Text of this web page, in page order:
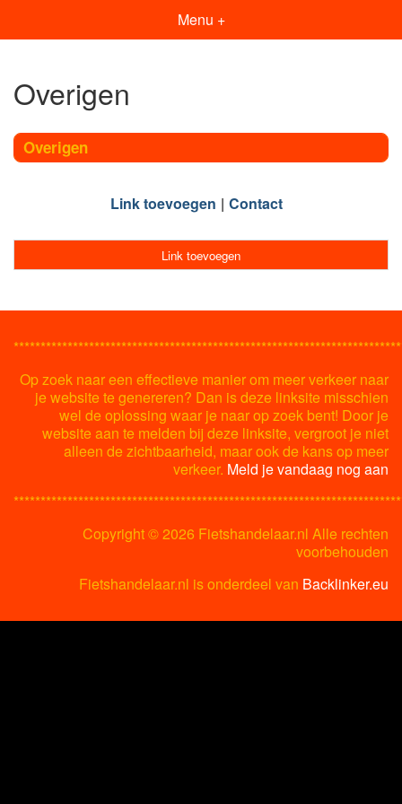
Menu +
Overigen
Overigen
Link toevoegen Contact
Link toevoegen
Op zoek naar een effectieve manier om meer verkeer naar
je website te genereren? Dan is deze linksite misschien
wel de oplossing waar je naar op zoek bent! Door je
website aan te melden bij deze linksite, vergroot je niet
alleen de zichtbaarheid, maar ook de kans op meer
verkeer. Meld je vandaag nog aan
Copyright ©2026 Fietshandelaar.nl Alle rechten
voorbehouden
Fietshandelaar.nl is onderdeel van Backlinker.eu